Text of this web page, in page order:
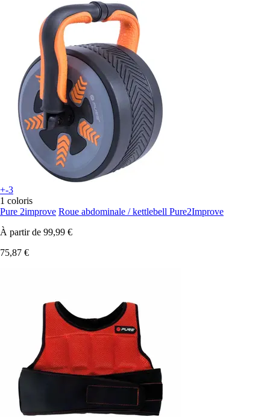
+-3
1 coloris
Pure 2improve Roue abdominale / kettlebell Pure2Improve
À partir de 99,99 €
75,87 €